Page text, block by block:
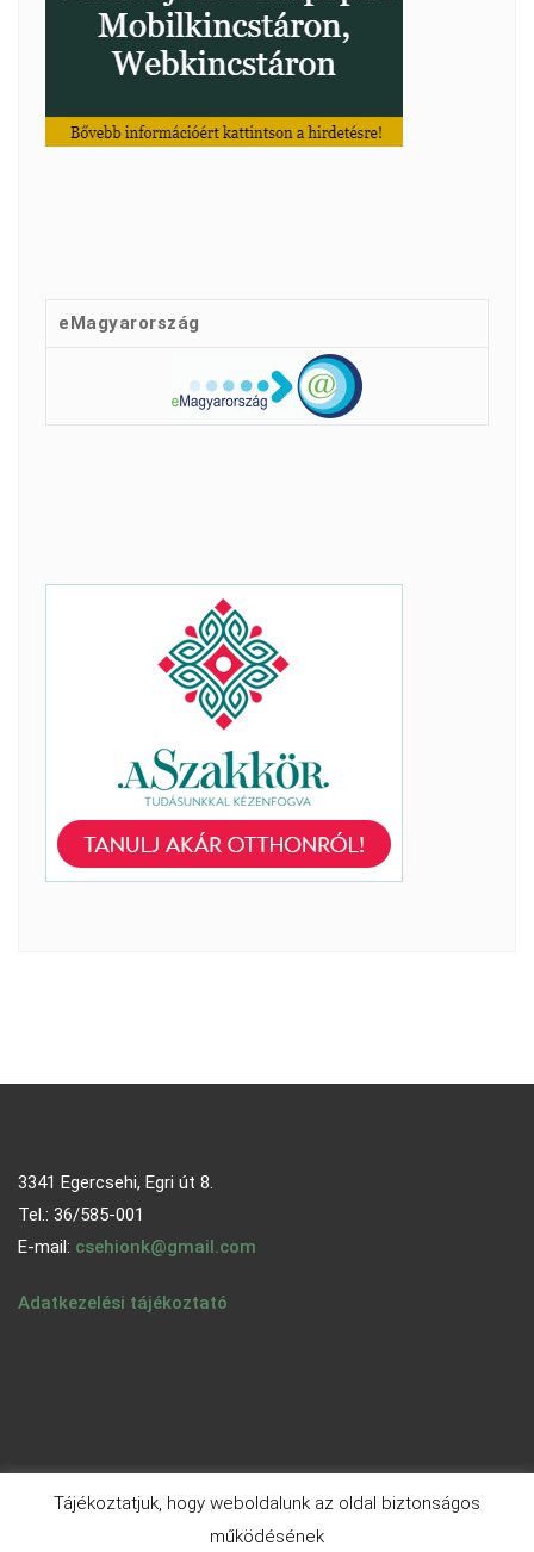
eMagyarország
3341 Egercsehi, Egri út 8.
Tel.: 36/585-001
E-mail: csehionk@gmail.com
Adatkezelési tájékoztató
Tájékoztatjuk, hogy weboldalunk az oldal biztonságos
működésének